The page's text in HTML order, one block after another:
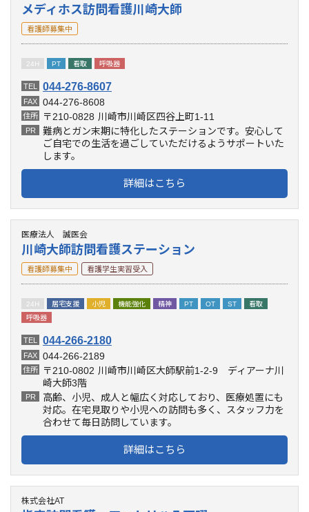
メディホス訪問看護川崎大師
看護師募集中
24H PT 看取 呼吸器
TEL 044-276-8607
FAX 044-276-8608
住所 〒210-0828 川崎市川崎区四谷上町1-11
PR
難病とガン末期に特化したステーションです。安心して
ご自宅での生活を過ごしていただけるようサポートいた
します。
詳細はこちら
医療法人 誠医会
川崎大師訪問看護ステーション
看護師募集中 看護学生実習受入
24H 居宅支援 小児 機能強化 精神 PT OT ST
看取
呼吸器
TEL 044-266-2180
FAX 044-266-2189
住所 〒210-0802 川崎市川崎区大師駅前1-2-9 ディアーナ川
崎大師3階
PR
高齢、小児、成人と幅広く対応しており、医療処置にも
対応。在宅見取りや小児への訪問も多く、スタッフ力を
合わせて毎日訪問しています。
詳細はこちら
株式会社AT